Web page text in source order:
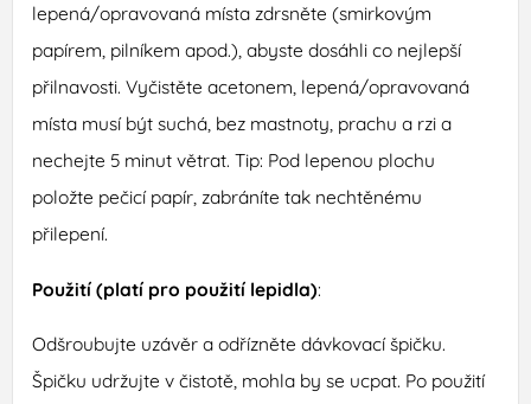
lepená/opravovaná místa zdrsněte (smirkovým
papírem, pilníkem apod.), abyste dosáhli co nejlepší
přilnavosti. Vyčistěte acetonem, lepená/opravovaná
místa musí být suchá, bez mastnoty, prachu a rzi a
nechejte 5 minut větrat. Tip: Pod lepenou plochu
položte pečicí papír, zabráníte tak nechtěnému
přilepení.
Použití (platí pro použití lepidla):
Odšroubujte uzávěr a odřízněte dávkovací špičku.
Špičku udržujte v čistotě, mohla by se ucpat. Po použití